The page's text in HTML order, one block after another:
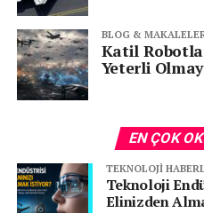
BLOG &
Katil
Yeterli
EN ÇOK
TEKNOLOJI
Teknoloji
Elinizden